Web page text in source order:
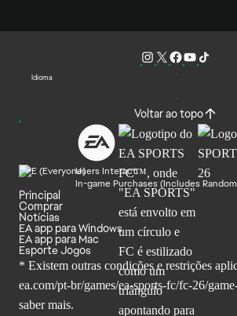
Idioma
Voltar ao topo
Users Interact
In-game Purchases (Includes
Principal
Comprar
Notícias
EA app para Windows
EA app para Mac
Esporte Jogos
* Existem outras condições e restrições
ea.com/pt-br/games/ea-sports-fc/fc-26/
saber mais.